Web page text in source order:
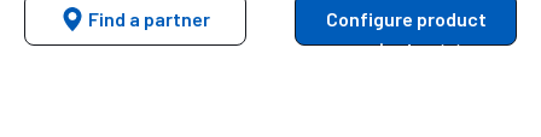
Find a partner
Configure product
variants